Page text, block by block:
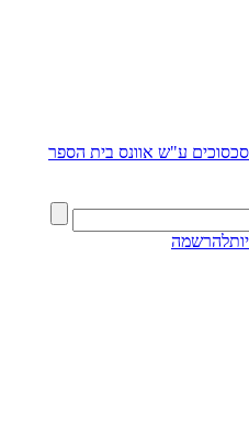
סכסוכים ע"ש אוונס בית הספר
להרשמה